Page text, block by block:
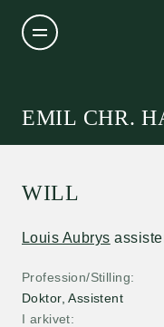
EMIL CHR.
Profession/Stilling
Doktor, Assistent
I arkivet
WILL
Louis Aubrys